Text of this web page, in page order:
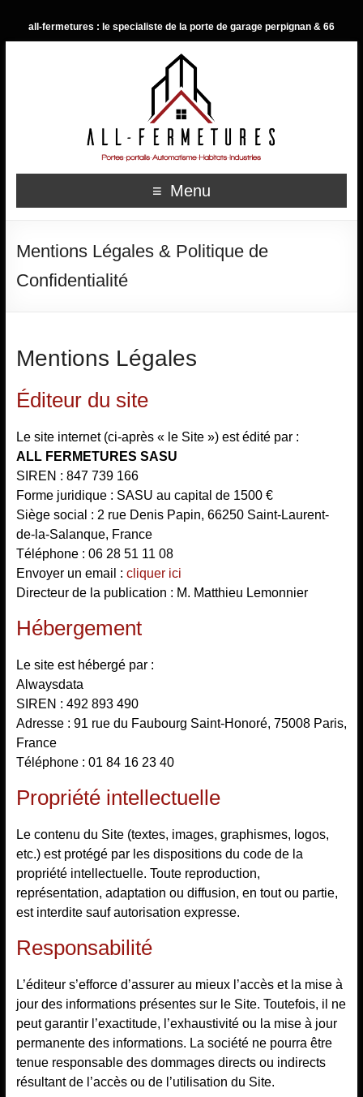
all-fermetures : le specialiste de la porte de garage perpignan & 66
Menu
Mentions Légales & Politique de
Confidentialité
Mentions Légales
Éditeur du site
Le site internet (ci-après « le Site ») est édité par :
ALL FERMETURES SASU
SIREN : 847 739 166
Forme juridique : SASU au capital de 1500 €
Siège social : 2 rue Denis Papin, 66250 Saint-Laurent-
de-la-Salanque, France
Téléphone : 06 28 51 11 08
Envoyer un email : cliquer ici
Directeur de la publication : M. Matthieu Lemonnier
Hébergement
Le site est hébergé par :
Alwaysdata
SIREN : 492 893 490
Adresse : 91 rue du Faubourg Saint-Honoré, 75008 Paris,
France
Téléphone : 01 84 16 23 40
Propriété intellectuelle
Le contenu du Site (textes, images, graphismes, logos,
etc.) est protégé par les dispositions du code de la
propriété intellectuelle. Toute reproduction,
représentation, adaptation ou diffusion, en tout ou partie,
est interdite sauf autorisation expresse.
Responsabilité
L’éditeur s’efforce d’assurer au mieux l’accès et la mise à
jour des informations présentes sur le Site. Toutefois, il ne
peut garantir l’exactitude, l’exhaustivité ou la mise à jour
permanente des informations. La société ne pourra être
tenue responsable des dommages directs ou indirects
résultant de l’accès ou de l’utilisation du Site.